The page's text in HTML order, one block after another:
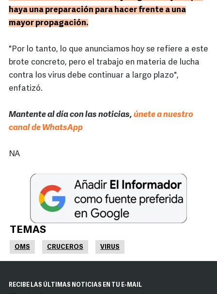
haya una preparación para hacer frente a una
mayor propagación.
"Por lo tanto, lo que anunciamos hoy se refiere a este
brote concreto, pero el trabajo en materia de lucha
contra los virus debe continuar a largo plazo",
enfatizó.
Mantente al día con las noticias, únete a nuestro
canal de WhatsApp
NA
TEMAS
OMS CRUCEROS VIRUS
RECIBE LAS ÚLTIMAS NOTICIAS EN TU E-MAIL